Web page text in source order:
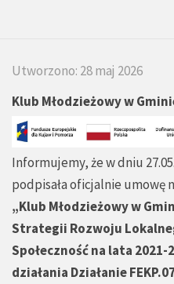
Utworzono: 28 maj 2026
Klub Młodzieżowy w
Informujemy, że w dniu
podpisała oficjalnie umowę
„Klub Młodzieżowy w
Strategii Rozwoju
Społeczność na lata 2021-
działania Działanie